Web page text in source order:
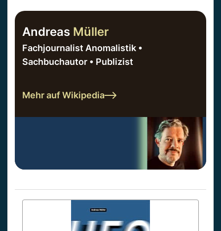
Andreas Müller
Fachjournalist Anomalistik •
Sachbuchautor • Publizist
Mehr auf Wikipedia